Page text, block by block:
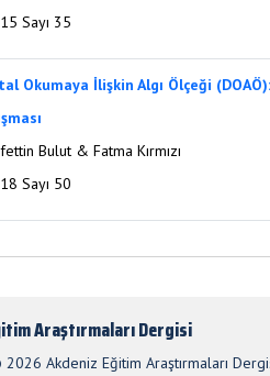
Sayı 35
Okumaya İlişkin Algı Ölçeği
Bulut & Fatma Kırmızı
Sayı 50
Araştırmaları Dergisi
Akdeniz Eğitim Araştırmaları